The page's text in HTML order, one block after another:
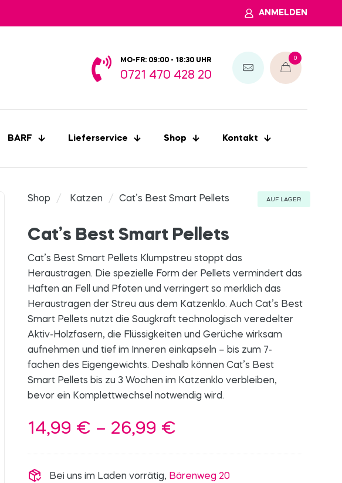
ANMELDEN
MO-FR: 09:00 - 18:30 UHR
0721 470 428 20
0
BARF Lieferservice Shop Kontakt
Shop / Katzen / Cat’s Best Smart Pellets AUF LAGER
Cat’s Best Smart Pellets
Cat’s Best Smart Pellets Klumpstreu stoppt das
Heraustragen. Die spezielle Form der Pellets vermindert das
Haften an Fell und Pfoten und verringert so merklich das
Heraustragen der Streu aus dem Katzenklo. Auch Cat’s Best
Smart Pellets nutzt die Saugkraft technologisch veredelter
Aktiv-Holzfasern, die Flüssigkeiten und Gerüche wirksam
aufnehmen und tief im Inneren einkapseln – bis zum 7-
fachen des Eigengewichts. Deshalb können Cat’s Best
Smart Pellets bis zu 3 Wochen im Katzenklo verbleiben,
bevor ein Komplettwechsel notwendig wird.
14,99 € – 26,99 €Preisspanne:
bis
Bei uns im Laden vorrätig, Bärenweg 20